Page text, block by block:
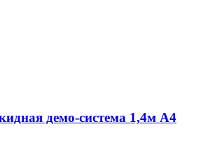
демо-система 1,4м А4